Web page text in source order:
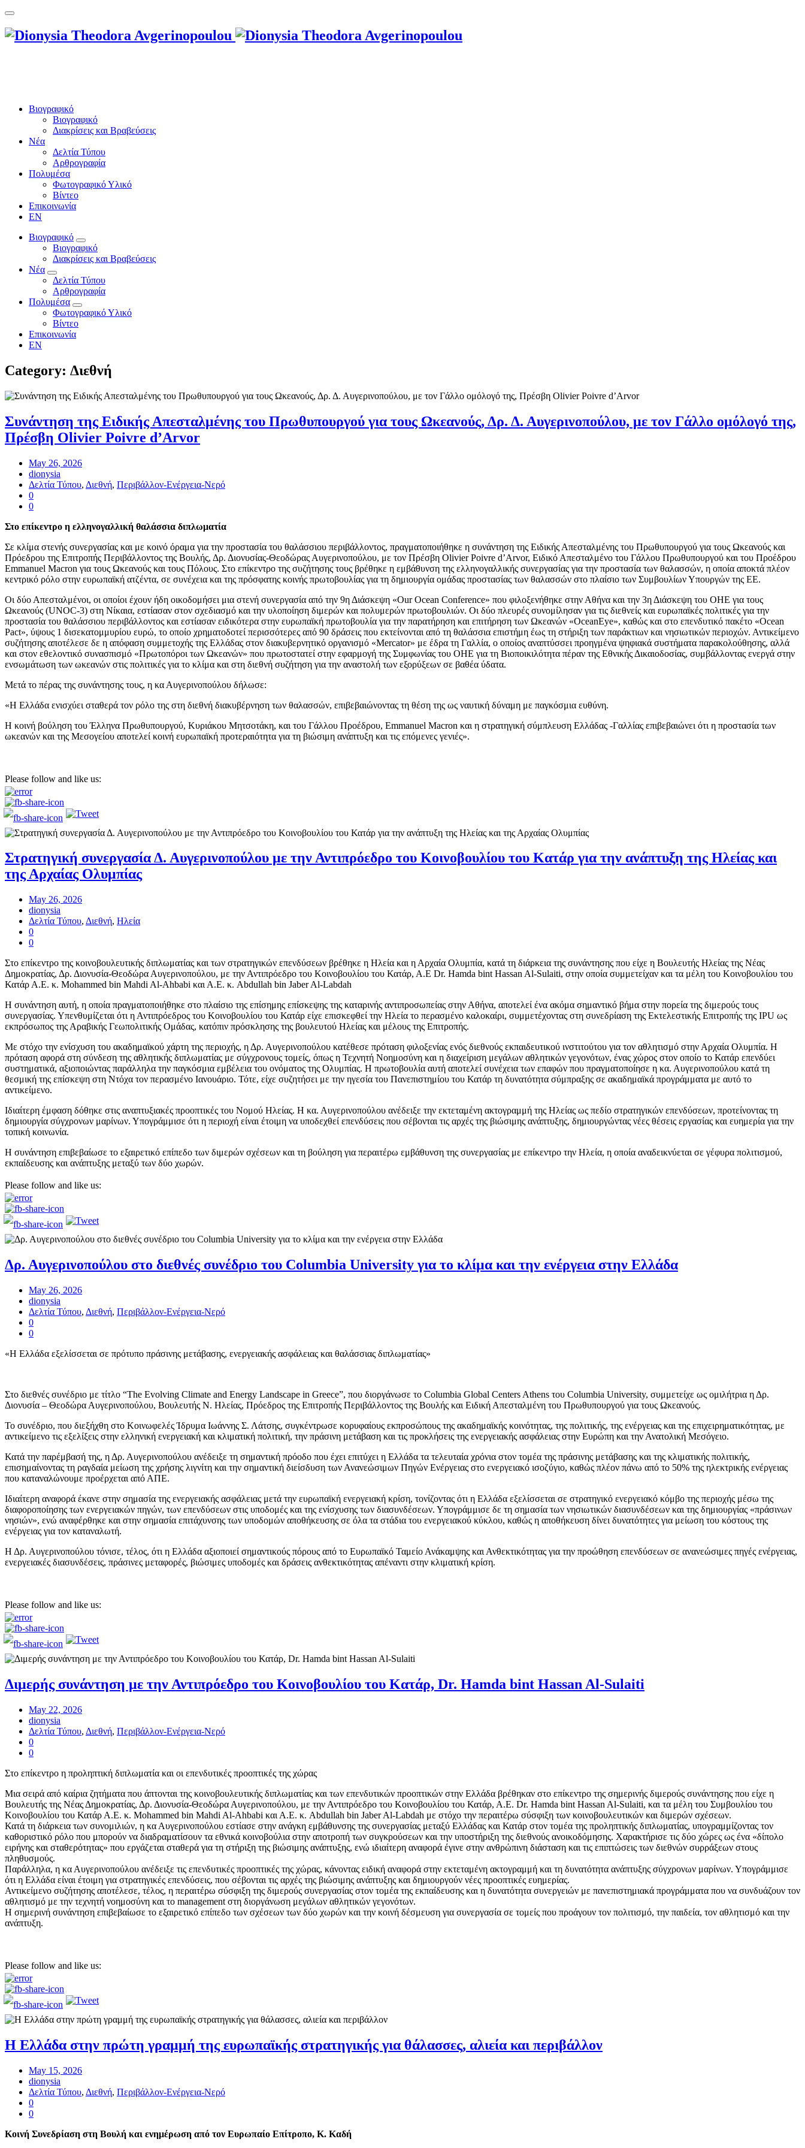
Βιογραφικό
Βιογραφικό
Διακρίσεις και Βραβεύσεις
Νέα
Δελτία Τύπου
Αρθρογραφία
Πολυμέσα
Φωτογραφικό Υλικό
Βίντεο
Επικοινωνία
EN
Βιογραφικό
Βιογραφικό
Διακρίσεις και Βραβεύσεις
Νέα
Δελτία Τύπου
Αρθρογραφία
Πολυμέσα
Φωτογραφικό Υλικό
Βίντεο
Επικοινωνία
EN
Category: Διεθνή
Συνάντηση της Ειδικής Απεσταλμένης του Πρωθυπουργού για τους Ωκεανούς, Δρ. Δ. Αυγερινοπούλου, με τον Γάλλο ομόλογό της,
Πρέσβη Olivier Poivre d’Arvor
May 26, 2026
dionysia
Δελτία Τύπου, Διεθνή, Περιβάλλον-Ενέργεια-Νερό
0
0
Στο επίκεντρο η ελληνογαλλική θαλάσσια διπλωματία
Σε κλίμα στενής συνεργασίας και με κοινό όραμα για την προστασία του θαλάσσιου περιβάλλοντος, πραγματοποιήθηκε η συνάντηση της Ειδικής Απεσταλμένης του Πρωθυπουργού για τους Ωκεανούς και
Πρόεδρου της Επιτροπής Περιβάλλοντος της Βουλής, Δρ. Διονυσίας-Θεοδώρας Αυγερινοπούλου, με τον Πρέσβη Olivier Poivre d’Arvor, Ειδικό Απεσταλμένο του Γάλλου Πρωθυπουργού και του Προέδρου
Emmanuel Macron για τους Ωκεανούς και τους Πόλους. Στο επίκεντρο της συζήτησης τους βρέθηκε η εμβάθυνση της ελληνογαλλικής συνεργασίας για την προστασία των θαλασσών, η οποία αποκτά πλέον
κεντρικό ρόλο στην ευρωπαϊκή ατζέντα, σε συνέχεια και της πρόσφατης κοινής πρωτοβουλίας για τη δημιουργία ομάδας προστασίας των θαλασσών στο πλαίσιο των Συμβουλίων Υπουργών της ΕΕ.
Οι δύο Απεσταλμένοι, οι οποίοι έχουν ήδη οικοδομήσει μια στενή συνεργασία από την 9η Διάσκεψη «Our Ocean Conference» που φιλοξενήθηκε στην Αθήνα και την 3η Διάσκεψη του ΟΗΕ για τους
Ωκεανούς (UNOC-3) στη Νίκαια, εστίασαν στον σχεδιασμό και την υλοποίηση διμερών και πολυμερών πρωτοβουλιών. Οι δύο πλευρές συνομίλησαν για τις διεθνείς και ευρωπαϊκές πολιτικές για την
προστασία του θαλάσσιου περιβάλλοντος και εστίασαν ειδικότερα στην ευρωπαϊκή πρωτοβουλία για την παρατήρηση και επιτήρηση των Ωκεανών «OceanEye», καθώς και στο επενδυτικό πακέτο «Ocean
Pact», ύψους 1 δισεκατομμυρίου ευρώ, το οποίο χρηματοδοτεί περισσότερες από 90 δράσεις που εκτείνονται από τη θαλάσσια επιστήμη έως τη στήριξη των παράκτιων και νησιωτικών περιοχών. Αντικείμενο
συζήτησης αποτέλεσε δε η απόφαση συμμετοχής της Ελλάδας στον διακυβερνητικό οργανισμό «Mercator» με έδρα τη Γαλλία, ο οποίος αναπτύσσει προηγμένα ψηφιακά συστήματα παρακολούθησης, αλλά
και στον εθελοντικό συνασπισμό «Πρωτοπόροι των Ωκεανών» που πρωτοστατεί στην εφαρμογή της Συμφωνίας του ΟΗΕ για τη Βιοποικιλότητα πέραν της Εθνικής Δικαιοδοσίας, συμβάλλοντας ενεργά στην
ενσωμάτωση των ωκεανών στις πολιτικές για το κλίμα και στη διεθνή συζήτηση για την αναστολή των εξορύξεων σε βαθέα ύδατα.
Μετά το πέρας της συνάντησης τους, η κα Αυγερινοπούλου δήλωσε:
«Η Ελλάδα ενισχύει σταθερά τον ρόλο της στη διεθνή διακυβέρνηση των θαλασσών, επιβεβαιώνοντας τη θέση της ως ναυτική δύναμη με παγκόσμια ευθύνη.
Η κοινή βούληση του Έλληνα Πρωθυπουργού, Κυριάκου Μητσοτάκη, και του Γάλλου Προέδρου, Emmanuel Macron και η στρατηγική σύμπλευση Ελλάδας -Γαλλίας επιβεβαιώνει ότι η προστασία των
ωκεανών και της Μεσογείου αποτελεί κοινή ευρωπαϊκή προτεραιότητα για τη βιώσιμη ανάπτυξη και τις επόμενες γενιές».
Please follow and like us:
Στρατηγική συνεργασία Δ. Αυγερινοπούλου με την Αντιπρόεδρο του Κοινοβουλίου του Κατάρ για την ανάπτυξη της Ηλείας και
της Αρχαίας Ολυμπίας
May 26, 2026
dionysia
Δελτία Τύπου, Διεθνή, Ηλεία
0
0
Στο επίκεντρο της κοινοβουλευτικής διπλωματίας και των στρατηγικών επενδύσεων βρέθηκε η Ηλεία και η Αρχαία Ολυμπία, κατά τη διάρκεια της συνάντησης που είχε η Βουλευτής Ηλείας της Νέας
Δημοκρατίας, Δρ. Διονυσία-Θεοδώρα Αυγερινοπούλου, με την Αντιπρόεδρο του Κοινοβουλίου του Κατάρ, Α.Ε Dr. Hamda bint Hassan Al-Sulaiti, στην οποία συμμετείχαν και τα μέλη του Κοινοβουλίου του
Κατάρ Α.Ε. κ. Mohammed bin Mahdi Al-Ahbabi και Α.Ε. κ. Abdullah bin Jaber Al-Labdah
Η συνάντηση αυτή, η οποία πραγματοποιήθηκε στο πλαίσιο της επίσημης επίσκεψης της καταρινής αντιπροσωπείας στην Αθήνα, αποτελεί ένα ακόμα σημαντικό βήμα στην πορεία της διμερούς τους
συνεργασίας. Υπενθυμίζεται ότι η Αντιπρόεδρος του Κοινοβουλίου του Κατάρ είχε επισκεφθεί την Ηλεία το περασμένο καλοκαίρι, συμμετέχοντας στη συνεδρίαση της Εκτελεστικής Επιτροπής της IPU ως
εκπρόσωπος της Αραβικής Γεωπολιτικής Ομάδας, κατόπιν πρόσκλησης της βουλευτού Ηλείας και μέλους της Επιτροπής.
Με στόχο την ενίσχυση του ακαδημαϊκού χάρτη της περιοχής, η Δρ. Αυγερινοπούλου κατέθεσε πρόταση φιλοξενίας ενός διεθνούς εκπαιδευτικού ινστιτούτου για τον αθλητισμό στην Αρχαία Ολυμπία. Η
πρόταση αφορά στη σύνδεση της αθλητικής διπλωματίας με σύγχρονους τομείς, όπως η Τεχνητή Νοημοσύνη και η διαχείριση μεγάλων αθλητικών γεγονότων, ένας χώρος στον οποίο το Κατάρ επενδύει
συστηματικά, αξιοποιώντας παράλληλα την παγκόσμια εμβέλεια του ονόματος της Ολυμπίας. Η πρωτοβουλία αυτή αποτελεί συνέχεια των επαφών που πραγματοποίησε η κα. Αυγερινοπούλου κατά τη
θεσμική της επίσκεψη στη Ντόχα τον περασμένο Ιανουάριο. Τότε, είχε συζητήσει με την ηγεσία του Πανεπιστημίου του Κατάρ τη δυνατότητα σύμπραξης σε ακαδημαϊκά προγράμματα με αυτό το
αντικείμενο.
Ιδιαίτερη έμφαση δόθηκε στις αναπτυξιακές προοπτικές του Νομού Ηλείας. Η κα. Αυγερινοπούλου ανέδειξε την εκτεταμένη ακτογραμμή της Ηλείας ως πεδίο στρατηγικών επενδύσεων, προτείνοντας τη
δημιουργία σύγχρονων μαρίνων. Υπογράμμισε ότι η περιοχή είναι έτοιμη να υποδεχθεί επενδύσεις που σέβονται τις αρχές της βιώσιμης ανάπτυξης, δημιουργώντας νέες θέσεις εργασίας και ευημερία για την
τοπική κοινωνία.
Η συνάντηση επιβεβαίωσε το εξαιρετικό επίπεδο των διμερών σχέσεων και τη βούληση για περαιτέρω εμβάθυνση της συνεργασίας με επίκεντρο την Ηλεία, η οποία αναδεικνύεται σε γέφυρα πολιτισμού,
εκπαίδευσης και ανάπτυξης μεταξύ των δύο χωρών.
Please follow and like us:
Δρ. Αυγερινοπούλου στο διεθνές συνέδριο του Columbia University για το κλίμα και την ενέργεια στην Ελλάδα
May 26, 2026
dionysia
Δελτία Τύπου, Διεθνή, Περιβάλλον-Ενέργεια-Νερό
0
0
«Η Ελλάδα εξελίσσεται σε πρότυπο πράσινης μετάβασης, ενεργειακής ασφάλειας και θαλάσσιας διπλωματίας»
Στο διεθνές συνέδριο με τίτλο “The Evolving Climate and Energy Landscape in Greece”, που διοργάνωσε το Columbia Global Centers Athens του Columbia University, συμμετείχε ως ομιλήτρια η Δρ.
Διονυσία – Θεοδώρα Αυγερινοπούλου, Βουλευτής Ν. Ηλείας, Πρόεδρος της Επιτροπής Περιβάλλοντος της Βουλής και Ειδική Απεσταλμένη του Πρωθυπουργού για τους Ωκεανούς.
Το συνέδριο, που διεξήχθη στο Κοινωφελές Ίδρυμα Ιωάννης Σ. Λάτσης, συγκέντρωσε κορυφαίους εκπροσώπους της ακαδημαϊκής κοινότητας, της πολιτικής, της ενέργειας και της επιχειρηματικότητας, με
αντικείμενο τις εξελίξεις στην ελληνική ενεργειακή και κλιματική πολιτική, την πράσινη μετάβαση και τις προκλήσεις της ενεργειακής ασφάλειας στην Ευρώπη και την Ανατολική Μεσόγειο.
Κατά την παρέμβασή της, η Δρ. Αυγερινοπούλου ανέδειξε τη σημαντική πρόοδο που έχει επιτύχει η Ελλάδα τα τελευταία χρόνια στον τομέα της πράσινης μετάβασης και της κλιματικής πολιτικής,
επισημαίνοντας τη ραγδαία μείωση της χρήσης λιγνίτη και την σημαντική διείσδυση των Ανανεώσιμων Πηγών Ενέργειας στο ενεργειακό ισοζύγιο, καθώς πλέον πάνω από το 50% της ηλεκτρικής ενέργειας
που καταναλώνουμε προέρχεται από ΑΠΕ.
Ιδιαίτερη αναφορά έκανε στην σημασία της ενεργειακής ασφάλειας μετά την ευρωπαϊκή ενεργειακή κρίση, τονίζοντας ότι η Ελλάδα εξελίσσεται σε στρατηγικό ενεργειακό κόμβο της περιοχής μέσω της
διαφοροποίησης των ενεργειακών πηγών, των επενδύσεων στις υποδομές και της ενίσχυσης των διασυνδέσεων. Υπογράμμισε δε τη σημασία των νησιωτικών διασυνδέσεων και της δημιουργίας «πράσινων
νησιών», ενώ αναφέρθηκε και στην σημασία επιτάχυνσης των υποδομών αποθήκευσης σε όλα τα στάδια του ενεργειακού κύκλου, καθώς η αποθήκευση δίνει δυνατότητες για μείωση του κόστους της
ενέργειας για τον καταναλωτή.
Η Δρ. Αυγερινοπούλου τόνισε, τέλος, ότι η Ελλάδα αξιοποιεί σημαντικούς πόρους από το Ευρωπαϊκό Ταμείο Ανάκαμψης και Ανθεκτικότητας για την προώθηση επενδύσεων σε ανανεώσιμες πηγές ενέργειας,
ενεργειακές διασυνδέσεις, πράσινες μεταφορές, βιώσιμες υποδομές και δράσεις ανθεκτικότητας απέναντι στην κλιματική κρίση.
Please follow and like us:
Διμερής συνάντηση με την Αντιπρόεδρο του Κοινοβουλίου του Κατάρ, Dr. Hamda bint Hassan Al-Sulaiti
May 22, 2026
dionysia
Δελτία Τύπου, Διεθνή, Περιβάλλον-Ενέργεια-Νερό
0
0
Στο επίκεντρο η προληπτική διπλωματία και οι επενδυτικές προοπτικές της χώρας
Μια σειρά από καίρια ζητήματα που άπτονται της κοινοβουλευτικής διπλωματίας και των επενδυτικών προοπτικών στην Ελλάδα βρέθηκαν στο επίκεντρο της σημερινής διμερούς συνάντησης που είχε η
Βουλευτής της Νέας Δημοκρατίας, Δρ. Διονυσία-Θεοδώρα Αυγερινοπούλου, με την Αντιπρόεδρο του Κοινοβουλίου του Κατάρ, Α.Ε. Dr. Hamda bint Hassan Al-Sulaiti, και τα μέλη του Συμβουλίου του
Κοινοβουλίου του Κατάρ Α.Ε. κ. Mohammed bin Mahdi Al-Ahbabi και Α.Ε. κ. Abdullah bin Jaber Al-Labdah με στόχο την περαιτέρω σύσφιξη των κοινοβουλευτικών και διμερών σχέσεων.
Κατά τη διάρκεια των συνομιλιών, η κα Αυγερινοπούλου εστίασε στην ανάγκη εμβάθυνσης της συνεργασίας μεταξύ Ελλάδας και Κατάρ στον τομέα της προληπτικής διπλωματίας, υπογραμμίζοντας τον
καθοριστικό ρόλο που μπορούν να διαδραματίσουν τα εθνικά κοινοβούλια στην αποτροπή των συγκρούσεων και την υποστήριξη της διεθνούς ανοικοδόμησης. Χαρακτήρισε τις δύο χώρες ως ένα «δίπολο
ειρήνης και σταθερότητας» που εργάζεται σταθερά για τη στήριξη της βιώσιμης ανάπτυξης, ενώ ιδιαίτερη αναφορά έγινε στην ανθρώπινη διάσταση και τις επιπτώσεις των διεθνών συρράξεων στους
πληθυσμούς.
Παράλληλα, η κα Αυγερινοπούλου ανέδειξε τις επενδυτικές προοπτικές της χώρας, κάνοντας ειδική αναφορά στην εκτεταμένη ακτογραμμή και τη δυνατότητα ανάπτυξης σύγχρονων μαρίνων. Υπογράμμισε
ότι η Ελλάδα είναι έτοιμη για στρατηγικές επενδύσεις, που σέβονται τις αρχές της βιώσιμης ανάπτυξης και δημιουργούν νέες προοπτικές ευημερίας.
Αντικείμενο συζήτησης αποτέλεσε, τέλος, η περαιτέρω σύσφιξη της διμερούς συνεργασίας στον τομέα της εκπαίδευσης και η δυνατότητα συνεργειών με πανεπιστημιακά προγράμματα που να συνδυάζουν τον
αθλητισμό με την τεχνητή νοημοσύνη και το management στη διοργάνωση μεγάλων αθλητικών γεγονότων.
Η σημερινή συνάντηση επιβεβαίωσε το εξαιρετικό επίπεδο των σχέσεων των δύο χωρών και την κοινή δέσμευση για συνεργασία σε τομείς που προάγουν τον πολιτισμό, την παιδεία, τον αθλητισμό και την
ανάπτυξη.
Please follow and like us:
Η Ελλάδα στην πρώτη γραμμή της ευρωπαϊκής στρατηγικής για θάλασσες, αλιεία και περιβάλλον
May 15, 2026
dionysia
Δελτία Τύπου, Διεθνή, Περιβάλλον-Ενέργεια-Νερό
0
0
Κοινή Συνεδρίαση στη Βουλή και ενημέρωση από τον Ευρωπαίο Επίτροπο, Κ. Καδή